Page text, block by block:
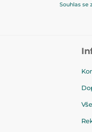
Souhlas se